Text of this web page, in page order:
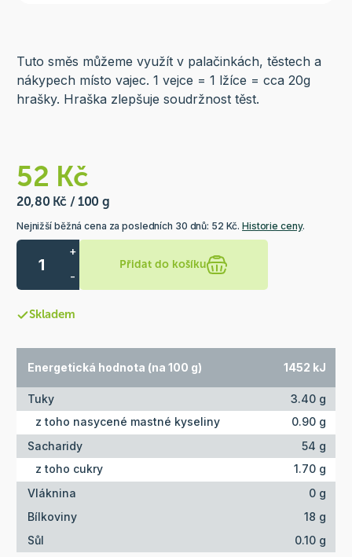
Tuto směs můžeme využít v palačinkách, těstech a
nákypech místo vajec. 1 vejce = 1 lžíce = cca 20g
hrašky. Hraška zlepšuje soudržnost těst.
52 Kč
20,80 Kč / 100 g
Nejnižší běžná cena za posledních 30 dnů: 52 Kč.Historie ceny.
+
-
Přidat do košíku
Skladem
Energetická hodnota (na 100 g) 1452 kJ
Tuky
3.40 g
z toho nasycené mastné kyseliny
0.90 g
Sacharidy
54 g
z toho cukry
1.70 g
Vláknina
0 g
Bílkoviny
18 g
Sůl
0.10 g